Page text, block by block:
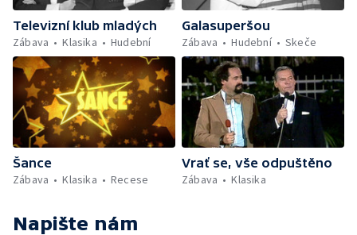
Televizní klub mladých
Zábava
Klasika Hudební
Galasuperšou
Zábava
Hudební Skeče
Šance
Zábava
Klasika Recese
Vrať se, vše odpuštěno
Zábava
Klasika
Napište nám